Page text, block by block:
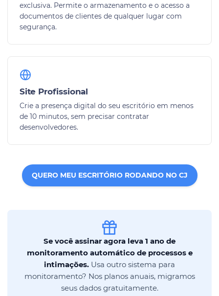
exclusiva. Permite o armazenamento e o acesso a
documentos de clientes de qualquer lugar com
segurança.
Site Profissional
Crie a presença digital do seu escritório em menos
de 10 minutos, sem precisar contratar
desenvolvedores.
QUERO MEU ESCRITÓRIO RODANDO NO CJ
Se você assinar agora leva 1 ano de
monitoramento automático de processos e
intimações. Usa outro sistema para
monitoramento? Nos planos anuais, migramos
seus dados gratuitamente.